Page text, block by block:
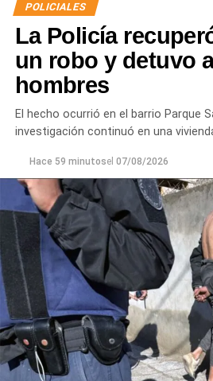
denuncia penal ni recibir
únicamente solicitó que el joven
para evitar que el conflicto
Ante la persistencia de la conducta
efectivos, el hombre fue
mayor gravedad.
POLICIALES
La Policía
un robo y detuvo
hombres
El hecho ocurrió en el barrio Parque
investigación continuó en una
Hace 59 minutosel 07/08/2026